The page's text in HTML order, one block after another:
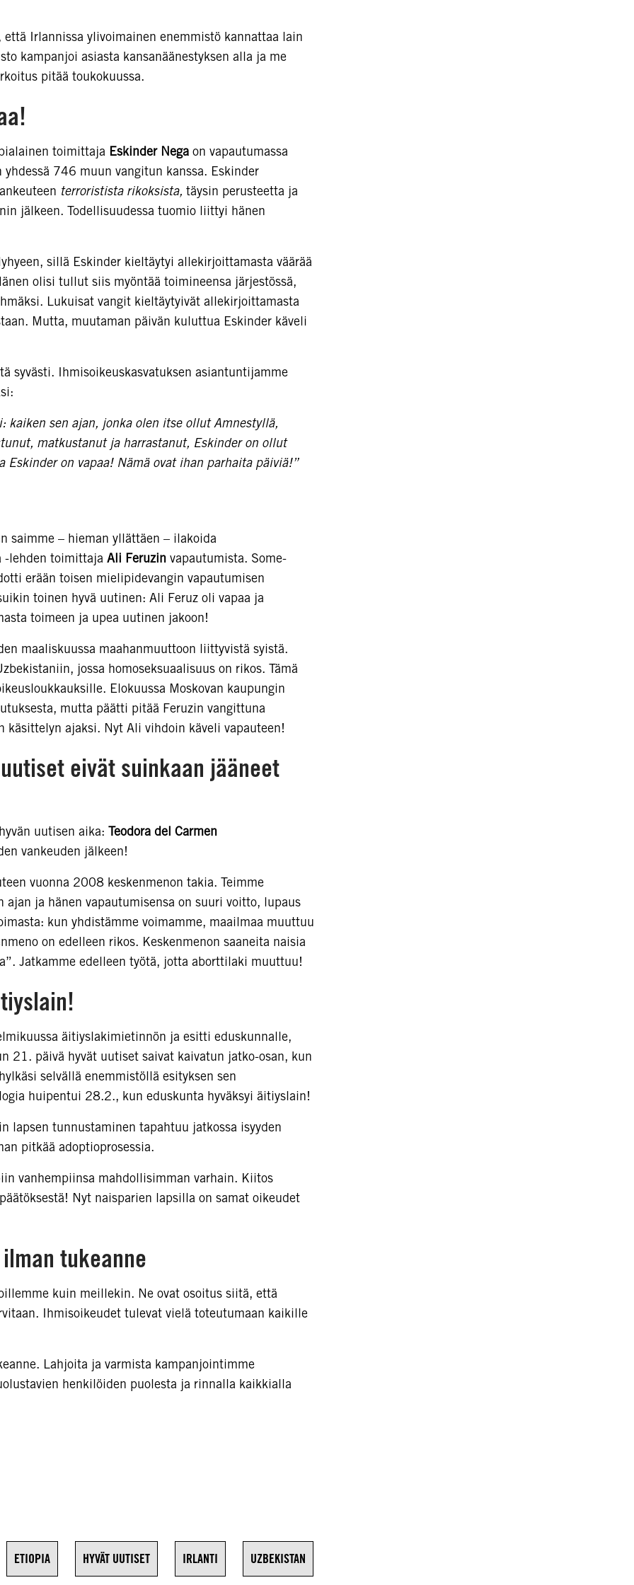
Irlannissa ylivoimainen enemmistö kannattaa lain
kampanjoi asiasta kansanäänestyksen alla ja me
pitää toukokuussa.
toimittaja Eskinder Nega on vapautumassa
746 muun vangitun kanssa. Eskinder
terroristista rikoksista, täysin perusteetta ja
jälkeen. Todellisuudessa tuomio liittyi hänen
sillä Eskinder kieltäytyi allekirjoittamasta väärää
olisi tullut siis myöntää toimineensa järjestössä,
Lukuisat vangit kieltäytyivät allekirjoittamasta
Mutta, muutaman päivän kuluttua Eskinder käveli
syvästi. Ihmisoikeuskasvatuksen asiantuntijamme
kaiken sen ajan, jonka olen itse ollut Amnestyllä,
matkustanut ja harrastanut, Eskinder on ollut
on vapaa! Nämä ovat ihan parhaita päiviä!”
saimme – hieman yllättäen – ilakoida
-lehden toimittaja Ali Feruzin vapautumista. Some-
erään toisen mielipidevangin vapautumisen
toinen hyvä uutinen: Ali Feruz oli vapaa ja
toimeen ja upea uutinen jakoon!
maaliskuussa maahanmuuttoon liittyvistä syistä.
jossa homoseksuaalisuus on rikos. Tämä
Elokuussa Moskovan kaupungin
mutta päätti pitää Feruzin vangittuna
käsittelyn ajaksi. Nyt Ali vihdoin käveli vapauteen!
eivät suinkaan jääneet
uutisen aika: Teodora del Carmen
vankeuden jälkeen!
vuonna 2008 keskenmenon takia. Teimme
ajan ja hänen vapautumisensa on suuri voitto, lupaus
kun yhdistämme voimamme, maailmaa muuttuu
on edelleen rikos. Keskenmenon saaneita naisia
Jatkamme edelleen työtä, jotta aborttilaki muuttuu!
äitiyslakimietinnön ja esitti eduskunnalle,
21. päivä hyvät uutiset saivat kaivatun jatko-osan, kun
selvällä enemmistöllä esityksen sen
huipentui 28.2., kun eduskunta hyväksyi äitiyslain!
lapsen tunnustaminen tapahtuu jatkossa isyyden
pitkää adoptioprosessia.
vanhempiinsa mahdollisimman varhain. Kiitos
Nyt naisparien lapsilla on samat oikeudet
tukeanne
kuin meillekin. Ne ovat osoitus siitä, että
Ihmisoikeudet tulevat vielä toteutumaan kaikille
Lahjoita ja varmista kampanjointimme
henkilöiden puolesta ja rinnalla kaikkialla
ETIOPIA HYVÄT UUTISET IRLANTI UZBEKISTAN